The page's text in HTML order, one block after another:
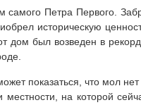
самого Петра Первого.
историческую
дом был возведен в
показаться, что мол
на которой